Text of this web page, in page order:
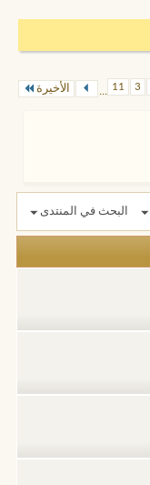
3
11
... الأخيرة
البحث في المنتدى